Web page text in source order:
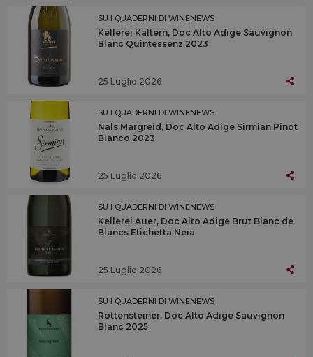
SU I QUADERNI DI WINENEWS
Kellerei Kaltern, Doc Alto Adige Sauvignon
Blanc Quintessenz 2023
25 Luglio 2026
SU I QUADERNI DI WINENEWS
Nals Margreid, Doc Alto Adige Sirmian Pinot
Bianco 2023
25 Luglio 2026
SU I QUADERNI DI WINENEWS
Kellerei Auer, Doc Alto Adige Brut Blanc de
Blancs Etichetta Nera
25 Luglio 2026
SU I QUADERNI DI WINENEWS
Rottensteiner, Doc Alto Adige Sauvignon
Blanc 2025